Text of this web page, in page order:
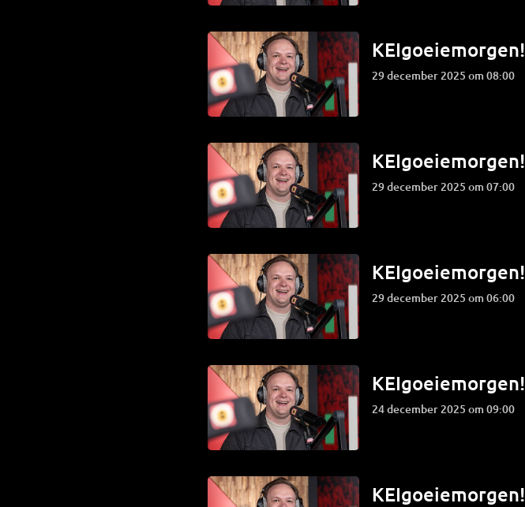
KEIgoeiemorgen!
29 december 2025 om 08:00
KEIgoeiemorgen!
29 december 2025 om 07:00
KEIgoeiemorgen!
29 december 2025 om 06:00
KEIgoeiemorgen!
24 december 2025 om 09:00
KEIgoeiemorgen!